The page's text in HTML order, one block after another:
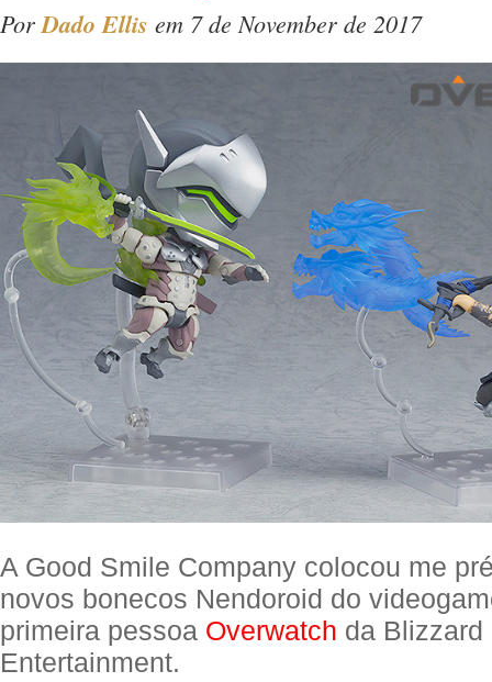
PorDado Ellis em 7 de November de 2017
A Good Smile Company colocou me
novos bonecos Nendoroid do
primeira pessoa Overwatch da Blizzard
Entertainment.